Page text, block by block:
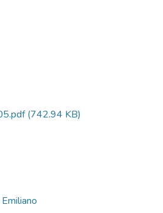
(742.94 KB)